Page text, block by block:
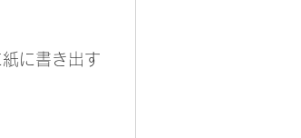
に書き出す